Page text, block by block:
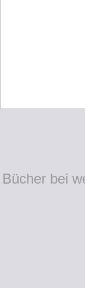
Bücher bei